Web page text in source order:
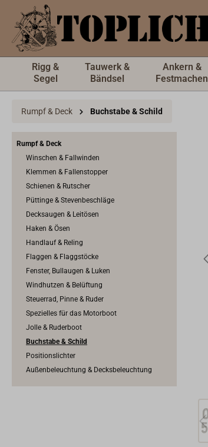
springen
Rigg &
Segel
Tauwerk &
Bändsel
Ankern &
Festmachen
Rumpf & Deck Buchstabe & Schild
Rumpf & Deck
Winschen & Fallwinden
Klemmen & Fallenstopper
Schienen & Rutscher
Püttinge & Stevenbeschläge
Decksaugen & Leitösen
Haken & Ösen
Handlauf & Reling
Flaggen & Flaggstöcke
Fenster, Bullaugen & Luken
Windhutzen & Belüftung
Steuerrad, Pinne & Ruder
Spezielles für das Motorboot
Jolle & Ruderboot
Buchstabe & Schild
Positionslichter
Außenbeleuchtung & Decksbeleuchtung